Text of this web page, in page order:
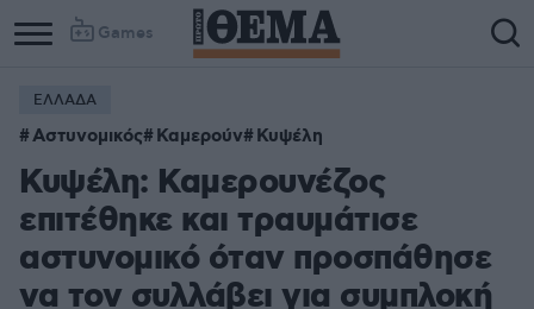
Games
ΕΛΛΑΔΑ
Αστυνομικός Καμερούν Κυψέλη
Κυψέλη: Καμερουνέζος
επιτέθηκε και τραυμάτισε
αστυνομικό όταν προσπάθησε
να τον συλλάβει για συμπλοκή